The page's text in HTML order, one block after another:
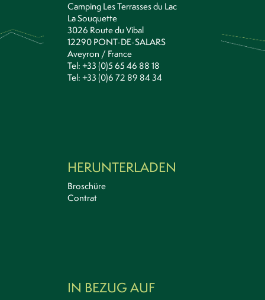
Camping Les Terrasses du Lac
La Souquette
3026 Route du Vibal
12290 PONT-DE-SALARS
Aveyron / France
Tel: +33 (0)5 65 46 88 18
Tel: +33 (0)6 72 89 84 34
HERUNTERLADEN
Broschüre
Contrat
IN BEZUG AUF